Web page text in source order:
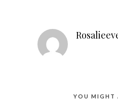
YOU MIGHT